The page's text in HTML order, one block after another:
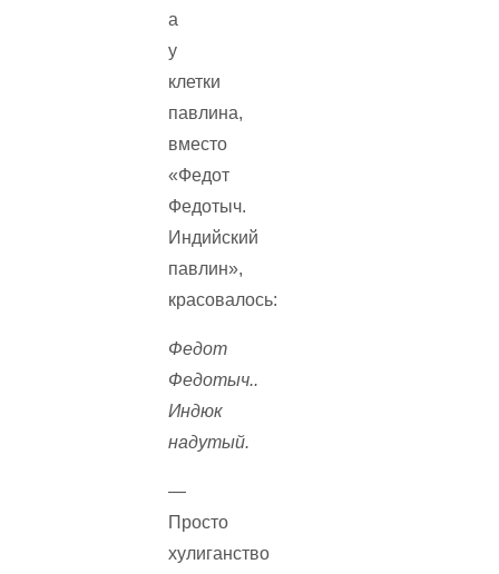
а
у
клетки
павлина,
вместо
«Федот
Федотыч.
Индийский
павлин»,
красовалось:
Федот
Федотыч..
Индюк
надутый.
—
Просто
хулиганство